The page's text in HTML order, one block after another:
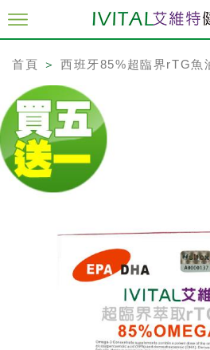
首頁 ＞ 西班牙85%超臨界rTG魚